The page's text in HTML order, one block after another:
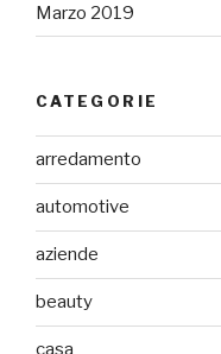
Marzo 2019
CATEGORIE
arredamento
automotive
aziende
beauty
casa